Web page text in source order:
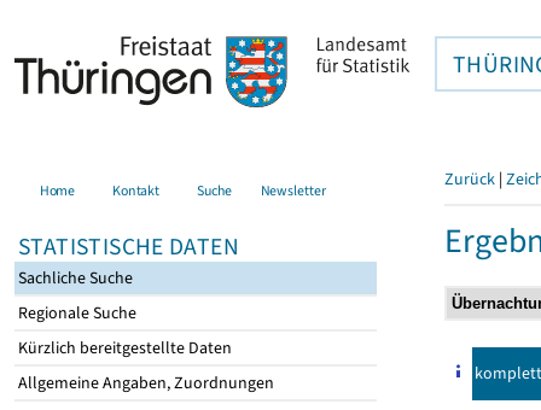
Home Kontakt Suche Newsletter
STATISTISCHE DATEN
Sachliche Suche
Regionale Suche
Kürzlich bereitgestellte Daten
Allgemeine Angaben, Zuordnungen
Zurück |
komplett